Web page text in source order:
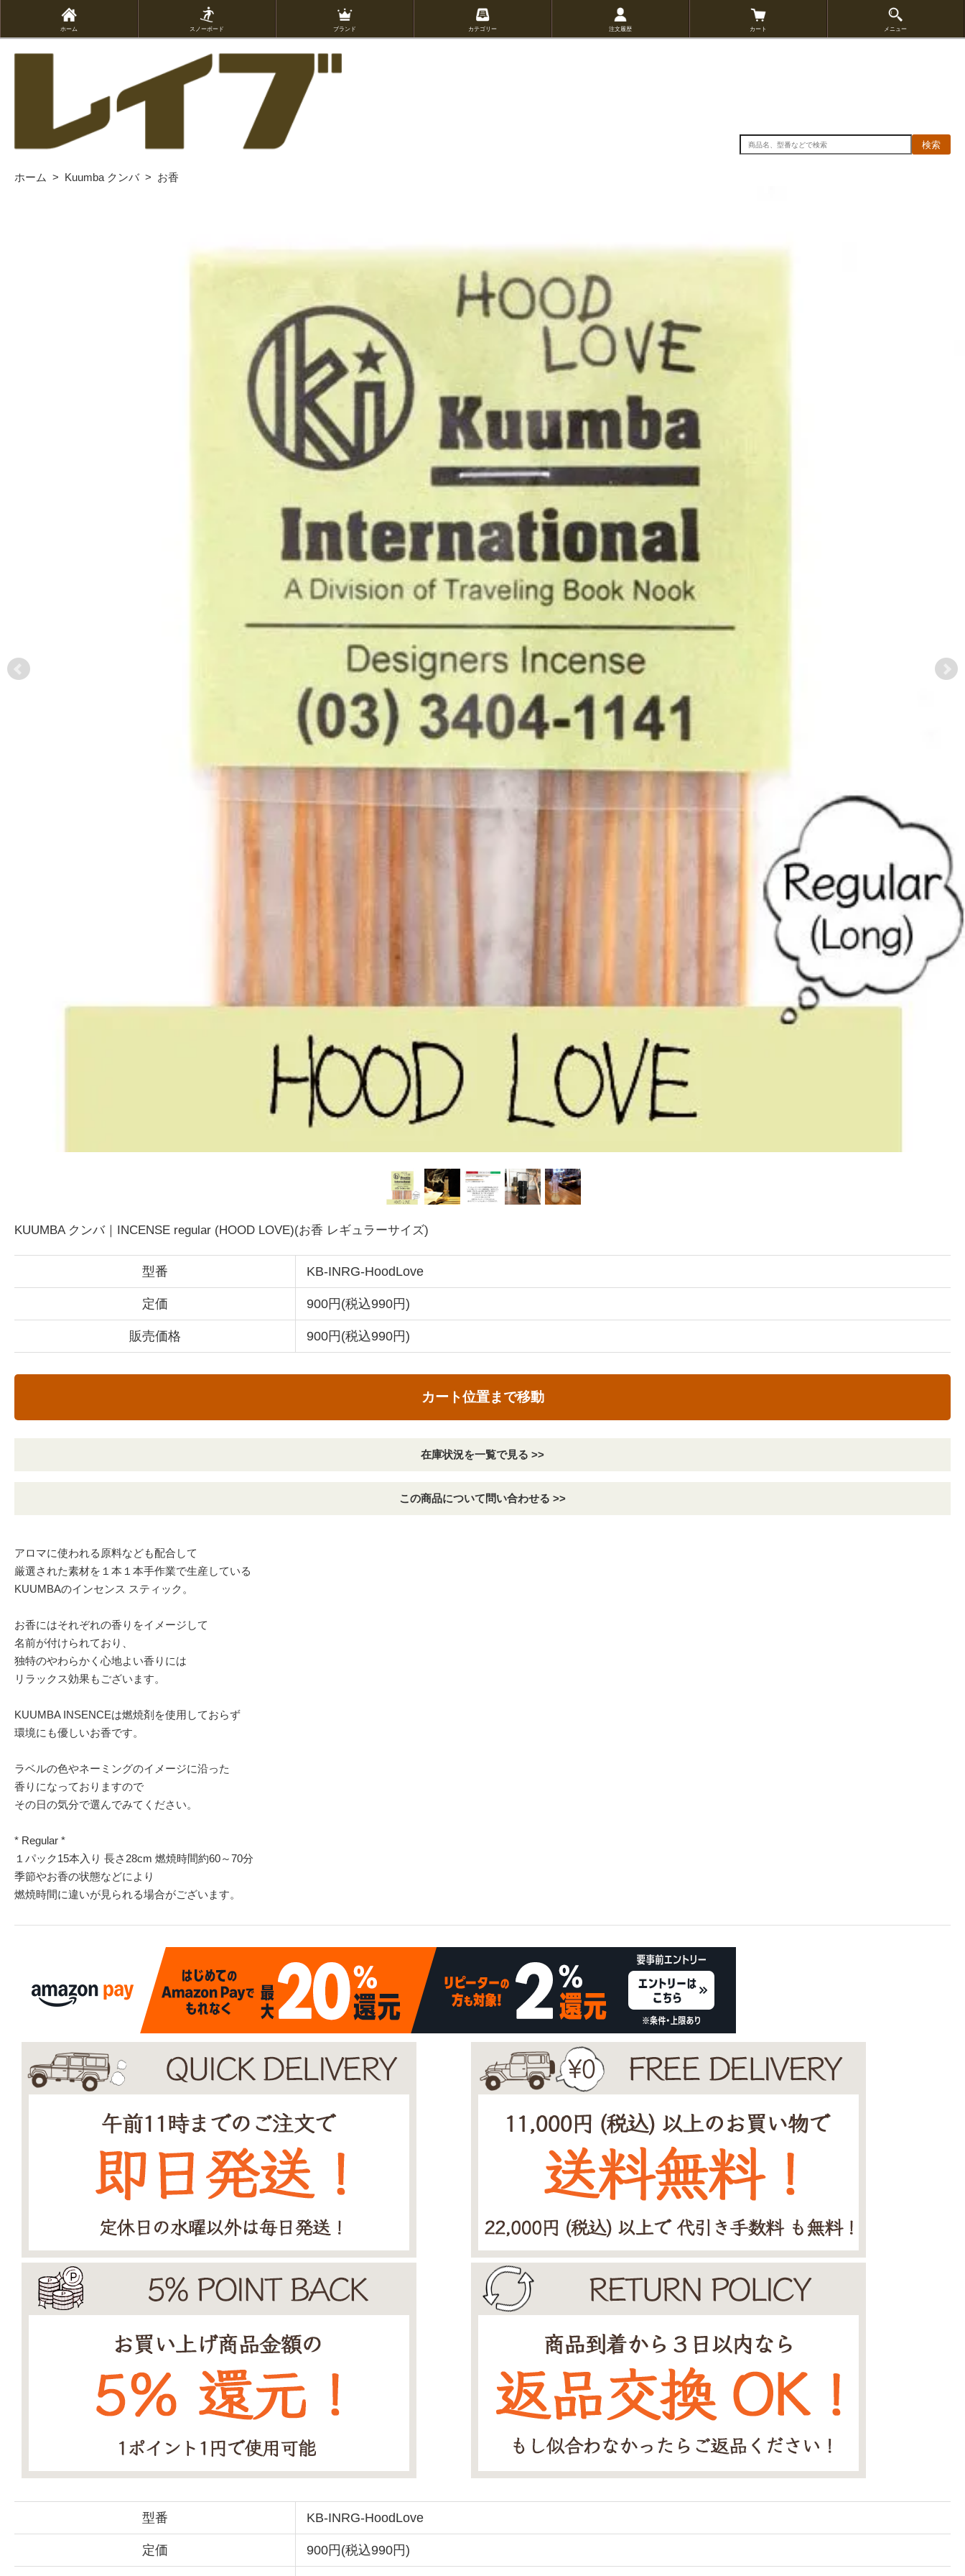
ホーム スノーボード ブランド カテゴリー 注文履歴 カート メニュー
検索
ホーム > Kuumba クンバ> お香
KUUMBA クンバ｜INCENSE regular (HOOD LOVE)(お香 レギュラーサイズ)
型番 KB-INRG-HoodLove
定価 900円(税込990円)
販売価格 900円(税込990円)
カート位置まで移動
在庫状況を一覧で見る >>
この商品について問い合わせる >>
アロマに使われる原料なども配合して
厳選された素材を１本１本手作業で生産している
KUUMBAのインセンス スティック。
お香にはそれぞれの香りをイメージして
名前が付けられており、
独特のやわらかく心地よい香りには
リラックス効果もございます。
KUUMBA INSENCEは燃焼剤を使用しておらず
環境にも優しいお香です。
ラベルの色やネーミングのイメージに沿った
香りになっておりますので
その日の気分で選んでみてください。
* Regular *
１パック15本入り 長さ28cm 燃焼時間約60～70分
季節やお香の状態などにより
燃焼時間に違いが見られる場合がございます。
型番 KB-INRG-HoodLove
定価 900円(税込990円)